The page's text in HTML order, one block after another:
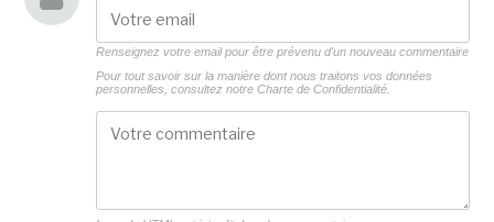
Renseignez votre email pour être prévenu d'un nouveau commentaire
Pour tout savoir sur la manière dont nous traitons vos données
personnelles, consultez notre Charte de Confidentialité.